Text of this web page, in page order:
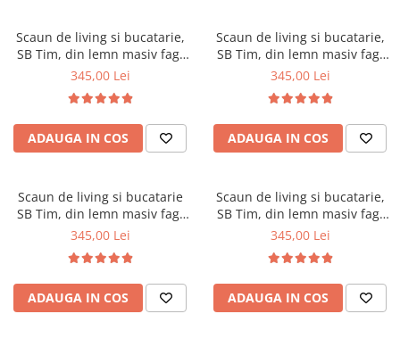
Scaun de living si bucatarie,
SB Tim, din lemn masiv fag,
tapiterie stofa, lacuit, 120 kg,
345,00 Lei
ADAUGA IN COS
Scaun de living si bucatarie,
SB Tim, din lemn masiv fag,
tapiterie stofa, lacuit, 120 kg,
345,00 Lei
ADAUGA IN COS
Scaun de living si bucatarie
SB Tim, din lemn masiv fag,
tapiterie stofa, lacuit, 120 kg,
345,00 Lei
ADAUGA IN COS
Scaun de living si bucatarie,
SB Tim, din lemn masiv fag,
tapiterie stofa, lacuit, 120 kg,
345,00 Lei
ADAUGA IN COS